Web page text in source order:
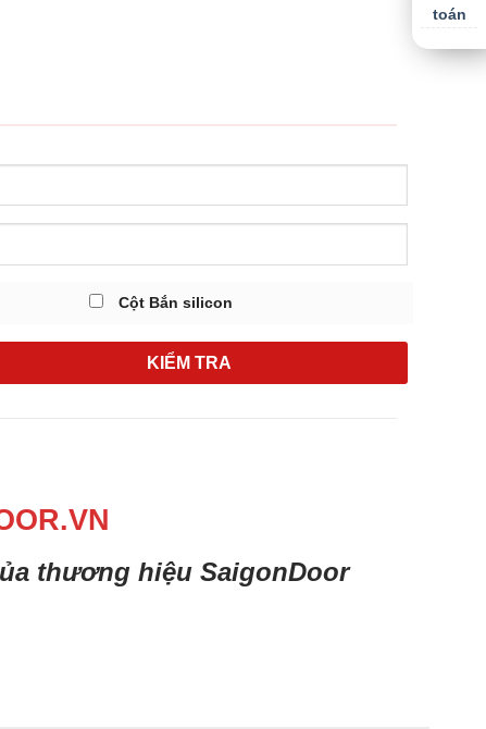
Cột Bắn silicon
KIỂM TRA
thương hiệu SaigonDoor
toán